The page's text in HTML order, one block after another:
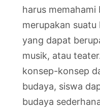
harus memahami
merupakan suatu
yang dapat
musik, atau
konsep-konsep
budaya, siswa
budaya